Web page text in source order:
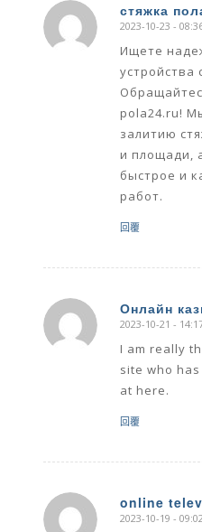
стяжка
says:
2023-10-23 -
Ищете
устройства
pola24.ru!
залитию
и площади,
быстрое и
работ.
回覆
Онлайн
says:
2023-10-21 -
I am really
site who
at here.
回覆
online
says:
2023-10-19 -